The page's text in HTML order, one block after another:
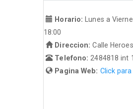
Horario:
Lunes a
18:00
Direccion: Calle
Telefono: 2484818 int
Pagina Web: Click